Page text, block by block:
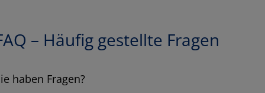
– Häufig gestellte Fragen
haben Fragen?